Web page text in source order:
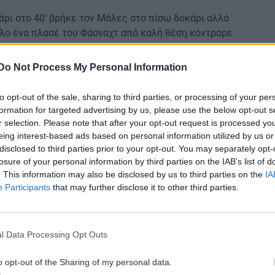
Do Not Process My Personal Information
opt-out of the sale, sharing to third parties, or processing of your
for targeted advertising by us, please use the below opt-out
selection. Please note that after your opt-out request is processed
interest-based ads based on personal information utilized by us
to third parties prior to your opt-out. You may separately
of your personal information by third parties on the IAB’s list of
This information may also be disclosed by us to third parties on the
Participants that may further disclose it to other third parties.
Data Processing Opt Outs
opt-out of the Sharing of my personal data.
στο 40’ βρήκε τον Μάλες στο πίσω δοκάρι αλλά
ένα πλασέ του Φάσναχτ από καλή θέση κόντραρε
πέρασε πάνω απ’ τα δοκάρια, ενώ στο 56’ από
έπιασε ένα πολύ καλό σουτ που έφυγε λίγο άουτ.
τον Ζαρουρί λίγο πριν γίνει αλλαγή ο Μαροκινός
πέρασμα της μπάλας στον Κώτσιρα στο 68’, ο
«καρδιά» της ελβετικής άμυνας όπου ο
έκανε το 4-1 για τον Παναθηναϊκό,
υποδειγματική διαχείριση του αγώνα, δεν
στη Βέρνη που την είχε πάρα πολύ ανάγκη.
Γιάνκο (77’ Άντριους), Ζουκρού, Μπενίτο, Χαντζάμ,